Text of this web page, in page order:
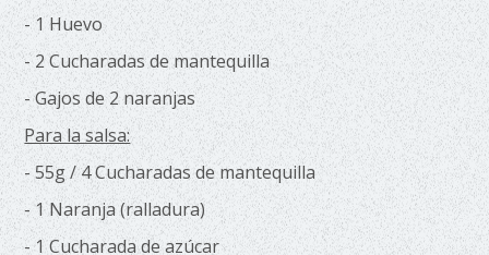
- 1 Huevo
- 2 Cucharadas de mantequilla
- Gajos de 2 naranjas
Para la salsa:
- 55g / 4 Cucharadas de mantequilla
- 1 Naranja (ralladura)
- 1 Cucharada de azúcar